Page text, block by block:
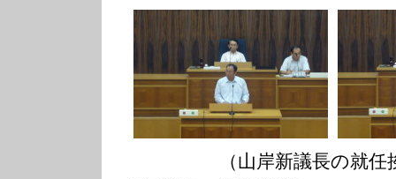
（山岸新議長の就